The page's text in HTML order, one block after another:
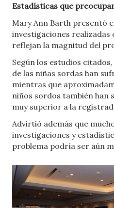
Estadísticas que
Mary Ann Barth presentó
investigaciones realizadas
reflejan la magnitud del
Según los estudios
de las niñas sordas han
mientras que
niños sordos también han
muy superior a la
Advirtió además que
investigaciones y
problema podría ser aún